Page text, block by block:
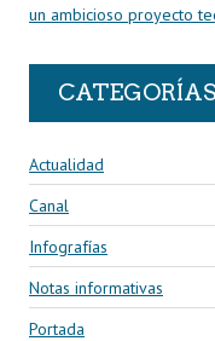
un ambicioso proyecto
CATEGORÍAS
Actualidad
Canal
Infografías
Notas informativas
Portada